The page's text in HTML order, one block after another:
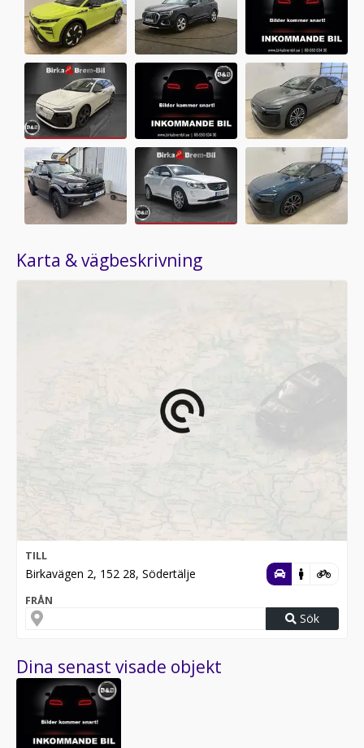
Karta & vägbeskrivning
TILL
Birkavägen 2, 152 28, Södertälje
FRÅN
Sök
Dina senast visade objekt